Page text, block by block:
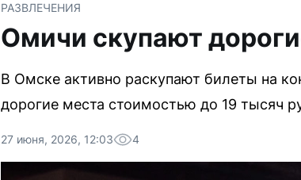
РАЗВЛЕЧЕНИЯ
Омичи скупают
В Омске активно раскупают билеты на
дорогие места стоимостью до 19 тысяч
27 июня, 2026, 12:03 4